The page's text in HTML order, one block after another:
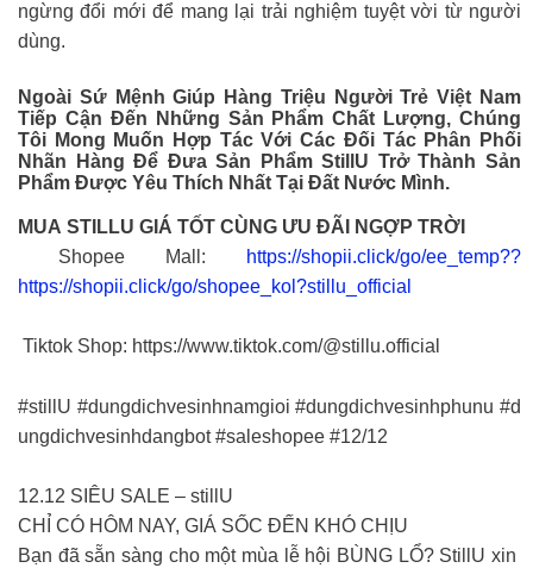
ngừng đổi mới để mang lại trải nghiệm tuyệt vời từ người
dùng.
Ngoài Sứ Mệnh Giúp Hàng Triệu Người Trẻ Việt Nam
Tiếp Cận Đến Những Sản Phẩm Chất Lượng, Chúng
Tôi Mong Muốn Hợp Tác Với Các Đối Tác Phân Phối
Nhãn Hàng Để Đưa Sản PhẩmStillU Trở Thành Sản
Phẩm Được Yêu Thích Nhất Tại Đất Nước Mình.
MUA STILLU GIÁ TỐT CÙNG ƯU ĐÃI NGỢP TRỜI
Shopee Mall:
https://shopii.click/go/ee_temp??
https://shopii.click/go/shopee_kol?stillu_official
Tiktok Shop: https://www.tiktok.com/@stillu.official
#stillU #dungdichvesinhnamgioi #dungdichvesinhphunu #d
ungdichvesinhdangbot #saleshopee #12/12
12.12 SIÊU SALE – stillU
CHỈ CÓ HÔM NAY, GIÁ SỐC ĐẾN KHÓ CHỊU
Bạn đã sẵn sàng cho một mùa lễ hội BÙNG LỔ? StillU xin